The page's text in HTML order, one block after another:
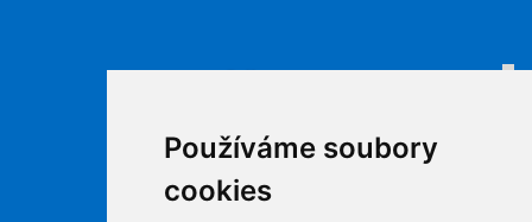
Používáme soubory
cookies
Odkazy
Televize
Ke stažení